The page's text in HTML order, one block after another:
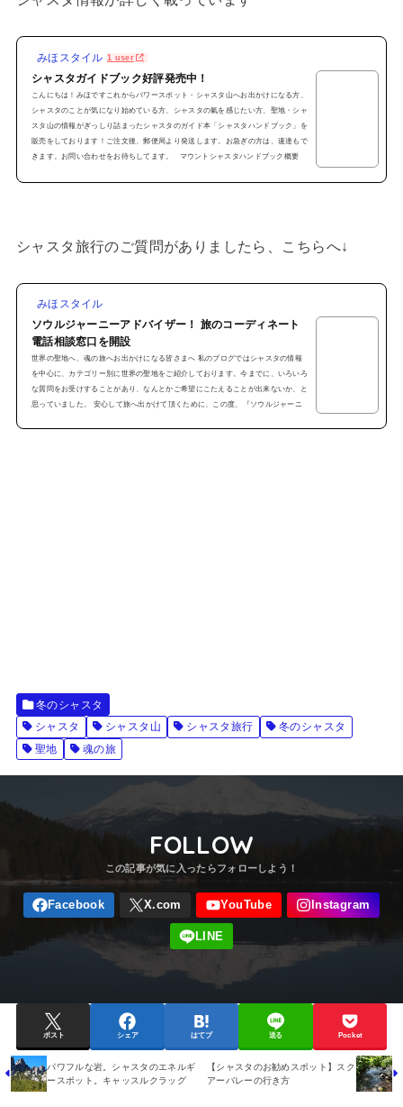
みほスタイル 1 user
シャスタガイドブック好評発売中！
こんにちは！みほですこれからパワースポット・シャスタ山へお出かけになる方、
シャスタのことが気になり始めている方、シャスタの氣を感じたい方、聖地・シャ
スタ山の情報がぎっしり詰まったシャスタのガイド本「シャスタハンドブック」を
販売をしております！ご注文後、郵便局より発送します。お急ぎの方は、速達もで
きます。お問い合わせをお待ちしてます。 マウントシャスタハンドブック概要
シャスタ旅行のご質問がありましたら、こちらへ↓
みほスタイル
ソウルジャーニーアドバイザー！ 旅のコーディネート
電話相談窓口を開設
世界の聖地へ、魂の旅へお出かけになる皆さまへ 私のブログではシャスタの情報
を中心に、カテゴリー別に世界の聖地をご紹介しております。今までに、いろいろ
な質問をお受けすることがあり、なんとかご希望にこたえることが出来ないか、と
思っていました。 安心して旅へ出かけて頂くために、この度、『ソウルジャーニ
冬のシャスタ
シャスタ
シャスタ山 シャスタ旅行
冬のシャスタ
聖地
魂の旅
FOLLOW
ポスト シェア はてブ 送る Pocket
パワフルな岩。シャスタのエネルギ
ースポット。キャッスルクラッグ
【シャスタのお勧めスポット】スク
アーバレーの行き方